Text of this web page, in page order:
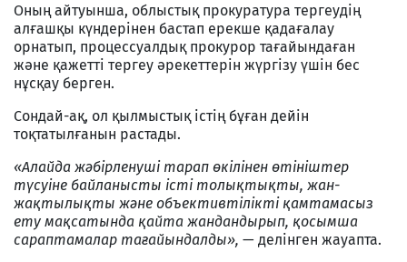
Оның айтуынша, облыстық прокуратура тергеудің
алғашқы күндерінен бастап ерекше қадағалау
орнатып, процессуалдық прокурор тағайындаған
және қажетті тергеу әрекеттерін жүргізу үшін бес
нұсқау берген.
Сондай-ақ, ол қылмыстық істің бұған дейін
тоқтатылғанын растады.
«Алайда жәбірленуші тарап өкілінен өтініштер
түсуіне байланысты істі толықтықты, жан-
жақтылықты және объективтілікті қамтамасыз
ету мақсатында қайта жандандырып, қосымша
сараптамалар тағайындалды», — делінген жауапта.